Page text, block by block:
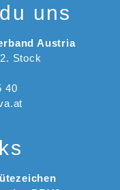
uns
Austria
Stock
40